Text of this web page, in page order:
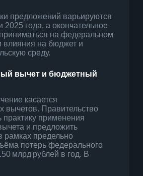
предложений варьируются
2025 года, а окончательное
на федеральном
влияния на бюджет и
среду.
вычет и бюджетный
касается
вычетов. Правительство
практику применения
и предложить
рамках предельно
потерь федерального
млрд рублей в год. В